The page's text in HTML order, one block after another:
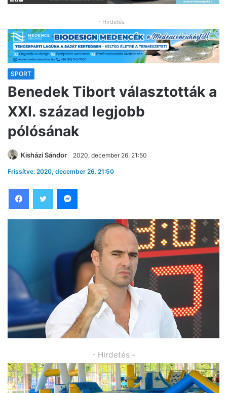
- Hirdetés -
SPORT
Benedek Tibort választották a
XXI. század legjobb
pólósának
Kisházi Sándor 2020, december 26. 21:50
Frissítve: 2020, december 26. 21:50
- Hirdetés -